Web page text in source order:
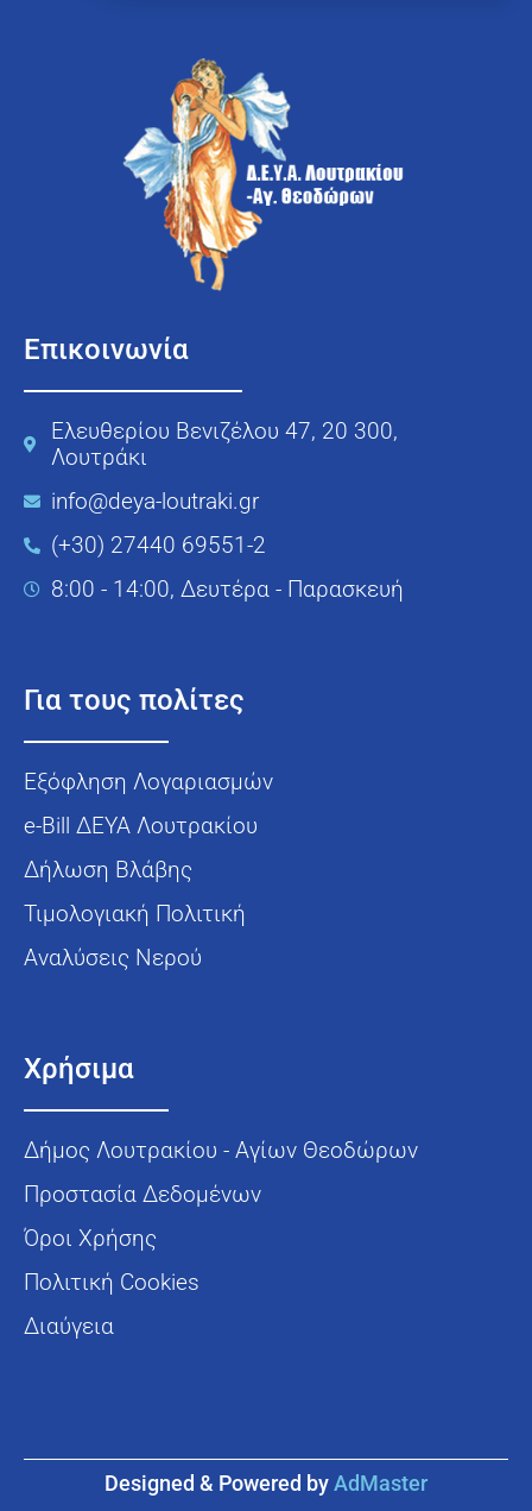
Επικοινωνία
Ελευθερίου Βενιζέλου 47, 20 300,
Λουτράκι
info@deya-loutraki.gr
(+30) 27440 69551-2
8:00 - 14:00, Δευτέρα - Παρασκευή
Για τους πολίτες
Εξόφληση Λογαριασμών
e-Bill ΔΕΥΑ Λουτρακίου
Δήλωση Βλάβης
Τιμολογιακή Πολιτική
Αναλύσεις Νερού
Χρήσιμα
Δήμος Λουτρακίου - Αγίων Θεοδώρων
Προστασία Δεδομένων
Όροι Χρήσης
Πολιτική Cookies
Διαύγεια
Designed & Powered by AdMaster